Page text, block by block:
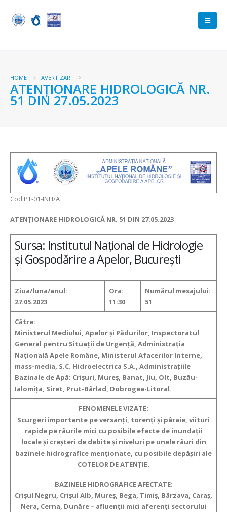
HOME AVERTIZARI
ATENȚIONARE HIDROLOGICĂ NR.
51 DIN 27.05.2023
Cod PT-01-INH/A
ATENȚIONARE HIDROLOGICĂ NR. 51 DIN 27.05.2023
Sursa: Institutul Național de Hidrologie
și Gospodărire a Apelor, București
Ziua/luna/anul:
27.05.2023
Ora:
11:30
Numărul mesajului:
51
Către:
Ministerul Mediului, Apelor şi Pădurilor, Inspectoratul
General pentru Situaţii de Urgenţă, Administraţia
Naţională Apele Române, Ministerul Afacerilor Interne,
mass-media, S.C. Hidroelectrica S.A., Administraţiile
Bazinale de Apă: Crişuri, Mureş, Banat, Jiu, Olt, Buzău-
Ialomiţa, Siret, Prut-Bârlad, Dobrogea-Litoral.
FENOMENELE VIZATE:
Scurgeri importante pe versanţi, torenţi şi pâraie, viituri
rapide pe râurile mici cu posibile efecte de inundaţii
locale şi creşteri de debite şi niveluri pe unele râuri din
bazinele hidrografice menţionate, cu posibile depăşiri ale
COTELOR DE ATENŢIE.
BAZINELE HIDROGRAFICE AFECTATE:
Crişul Negru, Crişul Alb, Mureş, Bega, Timiş, Bârzava, Caraş,
Nera, Cerna, Dunăre – afluenţii mici aferenţi sectorului